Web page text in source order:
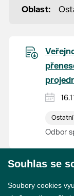
Oblast:
Odbor
Souhlas se
Soubory cookies